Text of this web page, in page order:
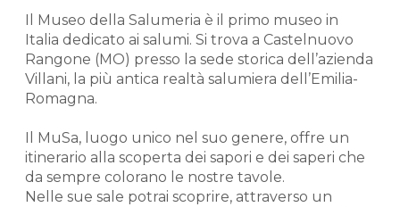
Il Museo della Salumeria è il primo museo in
Italia dedicato ai salumi. Si trova a Castelnuovo
Rangone (MO) presso la sede storica dell’azienda
Villani, la più antica realtà salumiera dell’Emilia-
Romagna.
Il MuSa, luogo unico nel suo genere, offre un
itinerario alla scoperta dei sapori e dei saperi che
da sempre colorano le nostre tavole.
Nelle sue sale potrai scoprire, attraverso un